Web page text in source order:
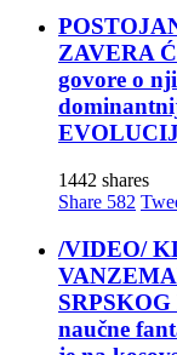
ZAVERA
govore o
1442 shares
Share 582
/VIDEO/
naučne